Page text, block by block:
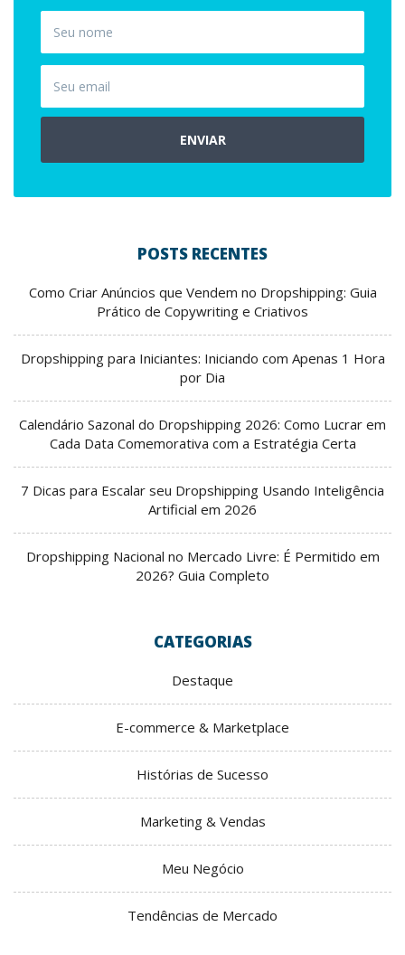
ENVIAR
POSTS RECENTES
Como Criar Anúncios que Vendem no Dropshipping: Guia
Prático de Copywriting e Criativos
Dropshipping para Iniciantes: Iniciando com Apenas 1 Hora
por Dia
Calendário Sazonal do Dropshipping 2026: Como Lucrar em
Cada Data Comemorativa com a Estratégia Certa
7 Dicas para Escalar seu Dropshipping Usando Inteligência
Artificial em 2026
Dropshipping Nacional no Mercado Livre: É Permitido em
2026? Guia Completo
CATEGORIAS
Destaque
E-commerce & Marketplace
Histórias de Sucesso
Marketing & Vendas
Meu Negócio
Tendências de Mercado